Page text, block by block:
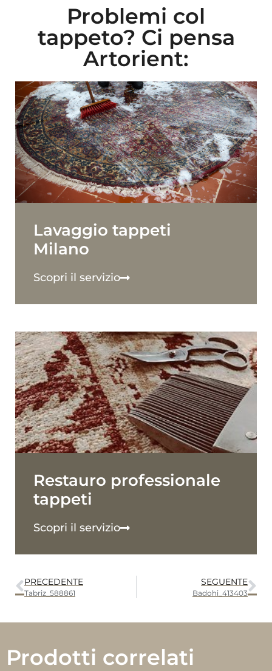
Problemi col
tappeto? Ci pensa
Artorient:
Lavaggio tappeti
Milano
Scopri il servizio
Restauro professionale
tappeti
Scopri il servizio
PRECEDENTE
Tabriz_588861
SEGUENTE
Badohi_413403
Prodotti correlati